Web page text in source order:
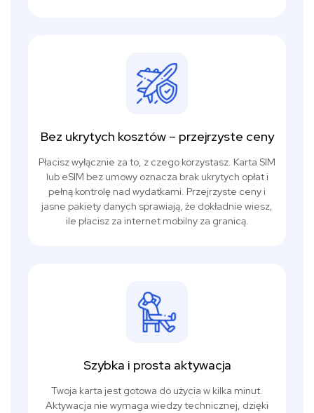
Bez ukrytych kosztów – przejrzyste ceny
Płacisz wyłącznie za to, z czego korzystasz. Karta SIM
lub eSIM bez umowy oznacza brak ukrytych opłat i
pełną kontrolę nad wydatkami. Przejrzyste ceny i
jasne pakiety danych sprawiają, że dokładnie wiesz,
ile płacisz za internet mobilny za granicą.
Szybka i prosta aktywacja
Twoja karta jest gotowa do użycia w kilka minut.
Aktywacja nie wymaga wiedzy technicznej, dzięki